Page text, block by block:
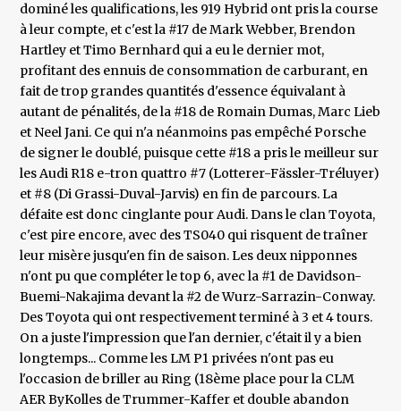
dominé les qualifications, les 919 Hybrid ont pris la course
à leur compte, et c'est la #17 de Mark Webber, Brendon
Hartley et Timo Bernhard qui a eu le dernier mot,
profitant des ennuis de consommation de carburant, en
fait de trop grandes quantités d'essence équivalant à
autant de pénalités, de la #18 de Romain Dumas, Marc Lieb
et Neel Jani. Ce qui n'a néanmoins pas empêché Porsche
de signer le doublé, puisque cette #18 a pris le meilleur sur
les Audi R18 e-tron quattro #7 (Lotterer-Fässler-Tréluyer)
et #8 (Di Grassi-Duval-Jarvis) en fin de parcours. La
défaite est donc cinglante pour Audi. Dans le clan Toyota,
c'est pire encore, avec des TS040 qui risquent de traîner
leur misère jusqu'en fin de saison. Les deux nipponnes
n'ont pu que compléter le top 6, avec la #1 de Davidson-
Buemi-Nakajima devant la #2 de Wurz-Sarrazin-Conway.
Des Toyota qui ont respectivement terminé à 3 et 4 tours.
On a juste l'impression que l'an dernier, c'était il y a bien
longtemps... Comme les LM P1 privées n'ont pas eu
l'occasion de briller au Ring (18ème place pour la CLM
AER ByKolles de Trummer-Kaffer et double abandon